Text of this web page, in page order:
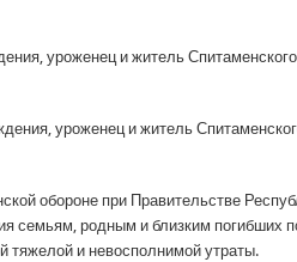
уроженец и житель
уроженец и житель
обороне при Правительстве
семьям, родным и близким погибших
тяжелой и невосполнимой утраты.